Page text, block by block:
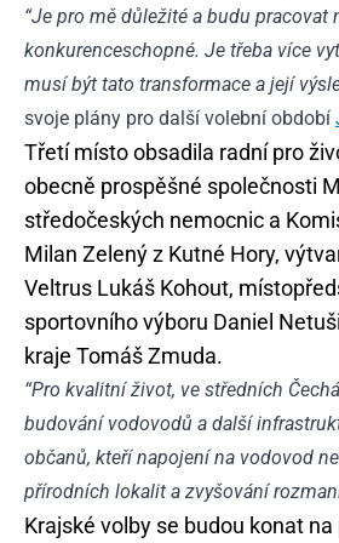
“Je pro mě důležité a budu
konkurenceschopné. Je třeba více
musí být tato transformace a její
svoje plány pro další volební období
Třetí místo obsadila radní pro
obecně prospěšné společnosti
středočeských nemocnic a
Milan Zelený z Kutné Hory,
Veltrus Lukáš Kohout,
sportovního výboru Daniel
kraje Tomáš Zmuda.
“Pro kvalitní život, ve středních
budování vodovodů a další
občanů, kteří napojení na vodovod
přírodních lokalit a zvyšování
Krajské volby se budou konat